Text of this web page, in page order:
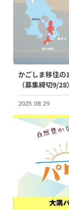
かごしま移住の
（募集締切9/28）
2025.08.29